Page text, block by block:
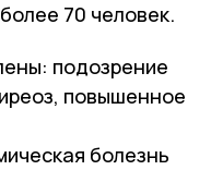
70 человек.
подозрение
повышенное
болезнь